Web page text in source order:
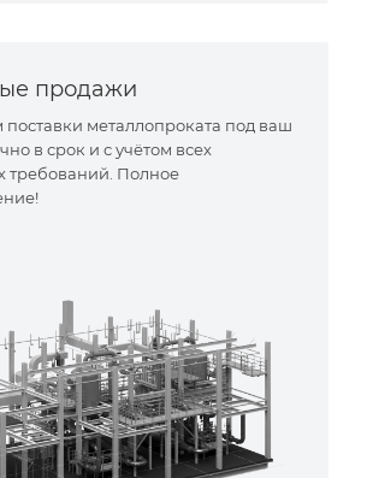
продажи
металлопроката под ваш
в срок и с учётом всех
требований. Полное